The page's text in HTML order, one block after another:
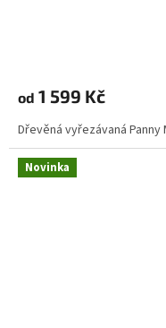
od 1 599 Kč
Dřevěná vyřezávaná
Novinka